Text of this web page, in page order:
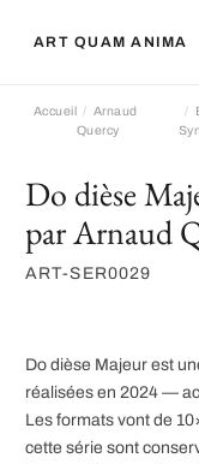
ART QUAM ANIMA
Accueil
Arnaud
Quercy
Do dièse
par Arnaud
ART-SER0029
Do dièse Majeur est
réalisées en 2024 —
Les formats vont de
cette série sont